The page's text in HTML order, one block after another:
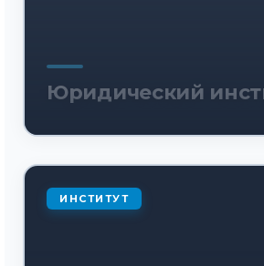
Юридический
ИНСТИТУТ